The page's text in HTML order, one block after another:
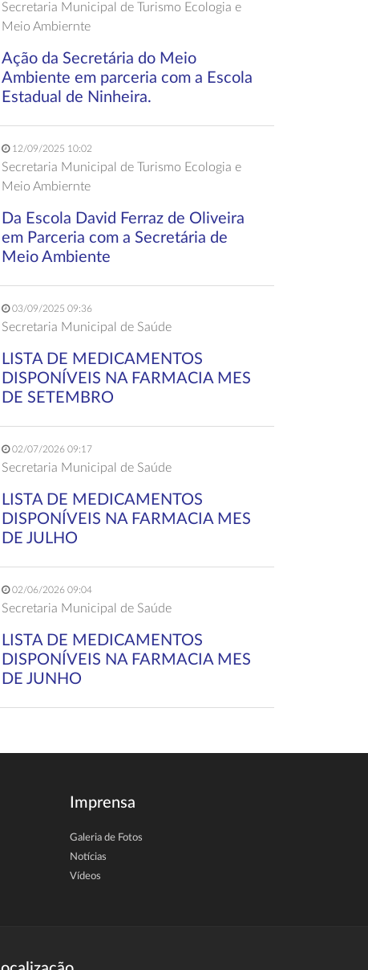
Secretaria Municipal de Turismo Ecologia e
Meio Ambiernte
Ação da Secretária do Meio
Ambiente em parceria com a Escola
Estadual de Ninheira.
12/09/2025 10:02
Secretaria Municipal de Turismo Ecologia e
Meio Ambiernte
Da Escola David Ferraz de Oliveira
em Parceria com a Secretária de
Meio Ambiente
03/09/2025 09:36
Secretaria Municipal de Saúde
LISTA DE MEDICAMENTOS
DISPONÍVEIS NA FARMACIA MES
DE SETEMBRO
02/07/2026 09:17
Secretaria Municipal de Saúde
LISTA DE MEDICAMENTOS
DISPONÍVEIS NA FARMACIA MES
DE JULHO
02/06/2026 09:04
Secretaria Municipal de Saúde
LISTA DE MEDICAMENTOS
DISPONÍVEIS NA FARMACIA MES
DE JUNHO
Imprensa
Galeria de Fotos
Notícias
Vídeos